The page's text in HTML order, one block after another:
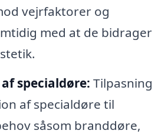
vejrfaktorer og
med at de bidrager
specialdøre: Tilpasning
af specialdøre til
såsom branddøre,